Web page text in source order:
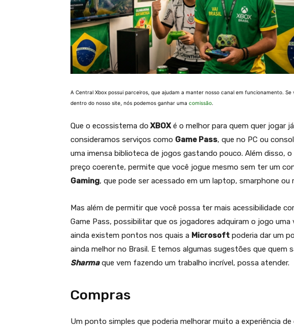
A Central Xbox possui parceiros, que ajudam a manter nosso canal em funcionamento.
dentro do nosso site, nós podemos ganhar uma comissão.
Que o ecossistema do XBOXé o melhor para quem quer jogar
consideramos serviços como Game Pass, que no PC ou
uma imensa biblioteca de jogos gastando pouco. Além disso,
preço coerente, permite que você jogue mesmo sem ter um
Gaming, que pode ser acessado em um laptop, smarphone ou
Mas além de permitir que você possa ter mais acessibilidade
Game Pass, possibilitar que os jogadores adquiram o jogo
ainda existem pontos nos quais a Microsoft poderia dar um
ainda melhor no Brasil. E temos algumas sugestões que quem
Sharmaque vem fazendo um trabalho incrível, possa atender.
Compras
Um ponto simples que poderia melhorar muito a experiência